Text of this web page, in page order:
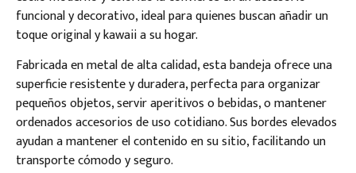
funcional y decorativo, ideal para quienes buscan añadir un
toque original y kawaii a su hogar.
Fabricada en metal de alta calidad, esta bandeja ofrece una
superficie resistente y duradera, perfecta para organizar
pequeños objetos, servir aperitivos o bebidas, o mantener
ordenados accesorios de uso cotidiano. Sus bordes elevados
ayudan a mantener el contenido en su sitio, facilitando un
transporte cómodo y seguro.